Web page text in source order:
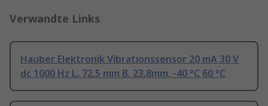
Verwandte Links
Hauber Elektronik Vibrationssensor 20 mA 30 V
dc 1000 Hz L. 72.5 mm B. 23.8mm, -40 °C 60 °C